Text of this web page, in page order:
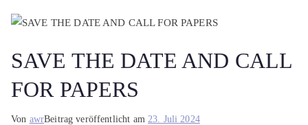
SAVE THE DATE AND CALL
FOR PAPERS
Von awrBeitrag veröffentlicht am 23. Juli 2024